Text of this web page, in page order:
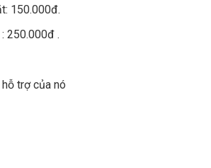
150.000đ.
250.000đ .
trợ của nó